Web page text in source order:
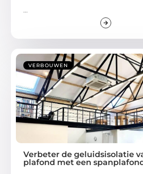
...
VERBOUWEN
Verbeter de geluidsisolatie
plafond met een